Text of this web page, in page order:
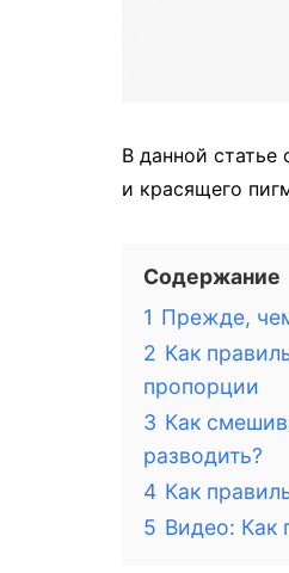
В данной
и красящего
Содержание
1 Прежде,
2 Как
пропорции
3 Как
разводить?
4 Как
5 Видео: Как